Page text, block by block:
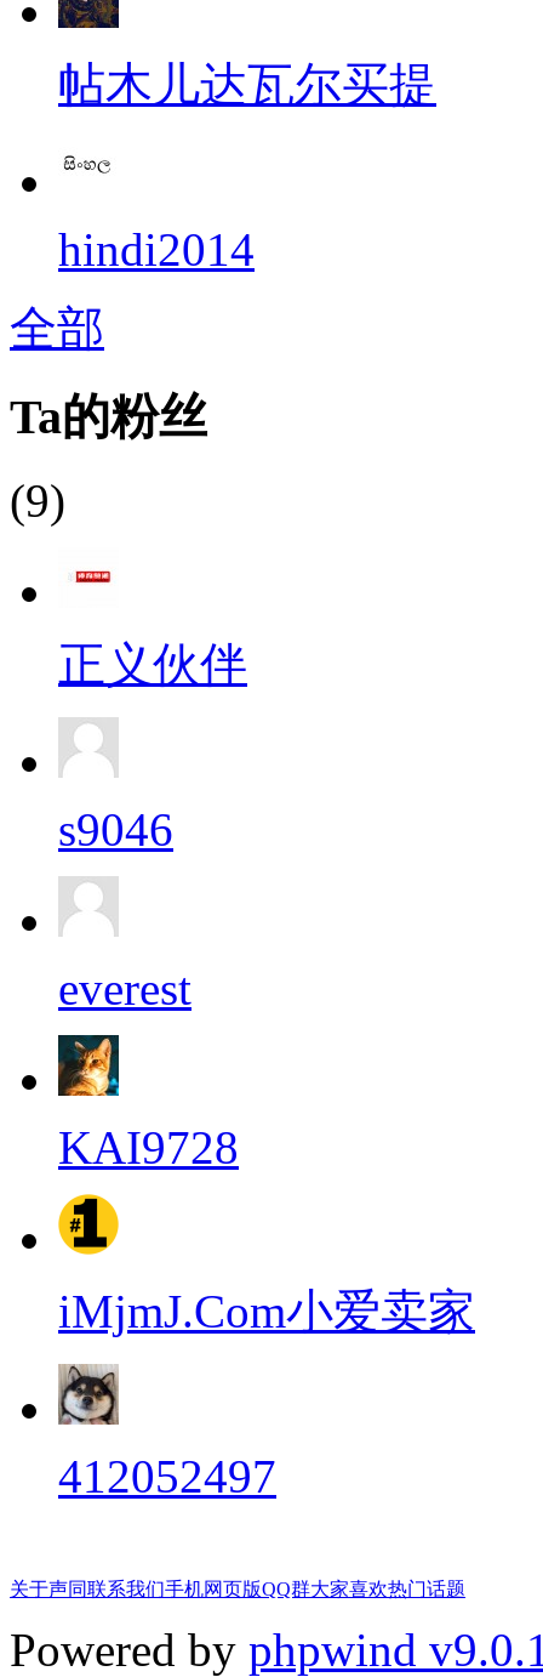
帖木儿达瓦尔买提
hindi2014
全部
Ta的粉丝
(9)
正义伙伴
s9046
everest
KAI9728
iMjmJ.Com小爱卖家
412052497
关于声同联系我们手机网页版QQ群大家喜欢热门话题
Powered by phpwind